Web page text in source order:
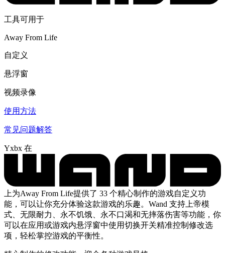
工具可用于
Away From Life
自定义
悬浮窗
视频录像
使用方法
常见问题解答
Yxbx 在
上为Away From Life提供了 33 个精心制作的游戏自定义功
能，可以让你充分体验这款游戏的乐趣。Wand 支持上帝模
式、无限耐力、永不饥饿、永不口渴和无摔落伤害等功能，你
可以在应用或游戏内悬浮窗中使用切换开关精准控制修改选
项，轻松掌控游戏的平衡性。